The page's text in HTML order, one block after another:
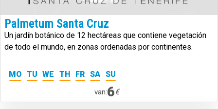
Palmetum Santa Cruz
Un jardín botánico de 12 hectáreas que contiene vegetación
de todo el mundo, en zonas ordenadas por continentes.
MO TU WE TH FR SA SU
van:6€